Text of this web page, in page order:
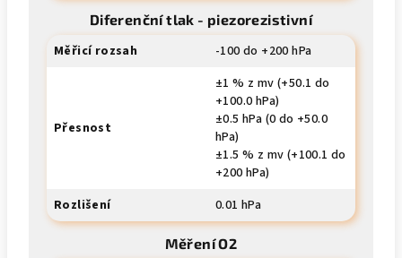
Diferenční tlak - piezorezistivní
Měřicí rozsah -100 do +200 hPa
Přesnost
±1 % z mv (+50.1 do
+100.0 hPa)
±0.5 hPa (0 do +50.0
hPa)
±1.5 % z mv (+100.1 do
+200 hPa)
Rozlišení
0.01 hPa
Měření O2